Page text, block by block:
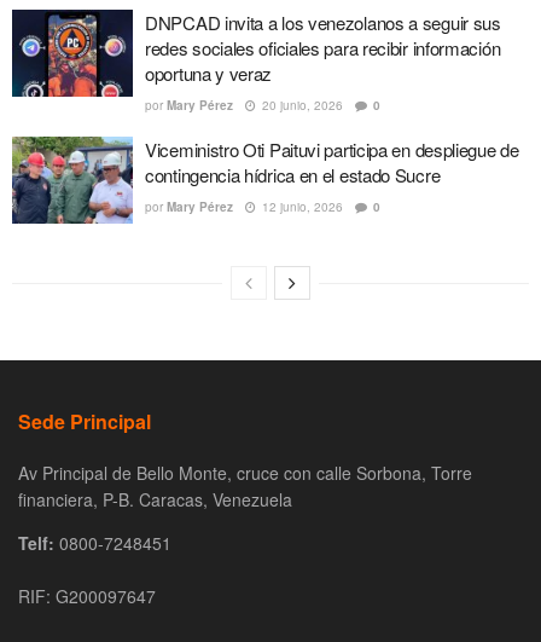
DNPCAD invita a los venezolanos a seguir sus
redes sociales oficiales para recibir información
oportuna y veraz
por Mary Pérez 20 junio, 2026 0
Viceministro Oti Paituvi participa en despliegue de
contingencia hídrica en el estado Sucre
por Mary Pérez 12 junio, 2026 0
Sede Principal
Av Principal de Bello Monte, cruce con calle Sorbona, Torre
financiera, P-B. Caracas, Venezuela
Telf: 0800-7248451
RIF: G200097647